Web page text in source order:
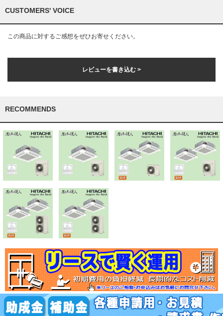
CUSTOMERS' VOICE
この商品に対するご感想をぜひお寄せください。
レビューを書き込む >
RECOMMENDS